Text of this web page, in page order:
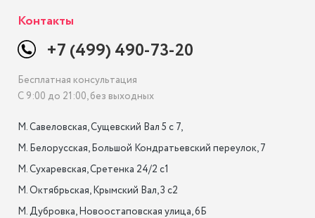
Контакты
+7 (499) 490-73-20
Бесплатная консультация
С 9:00 до 21:00, без выходных
М. Савеловская, Сущевский Вал 5 с 7,
М. Белорусская, Большой Кондратьевский переулок, 7
М. Сухаревская, Сретенка 24/2 с1
М. Октябрьская, Крымский Вал, 3 с2
М. Дубровка, Новоостаповская улица, 6Б